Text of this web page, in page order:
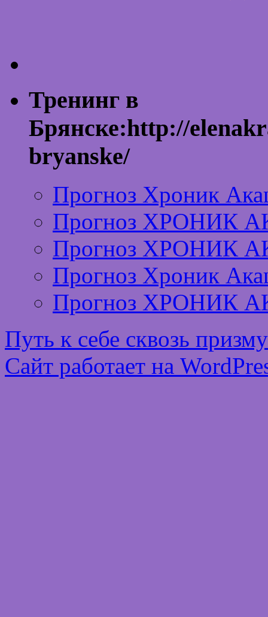
Тренинг в
Брянске:http://
bryanske/
Прогноз Хроник
Прогноз ХРОНИК
Прогноз ХРОНИК
Прогноз Хроник
Прогноз ХРОНИК
Путь к себе сквозь
Сайт работает на